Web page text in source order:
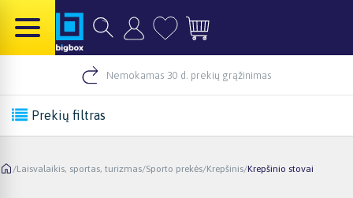
Nemokamas 30 d. prekių grąžinimas
Prekių filtras
/Laisvalaikis, sportas, turizmas/Sporto prekės/Krepšinis/Krepšinio stovai